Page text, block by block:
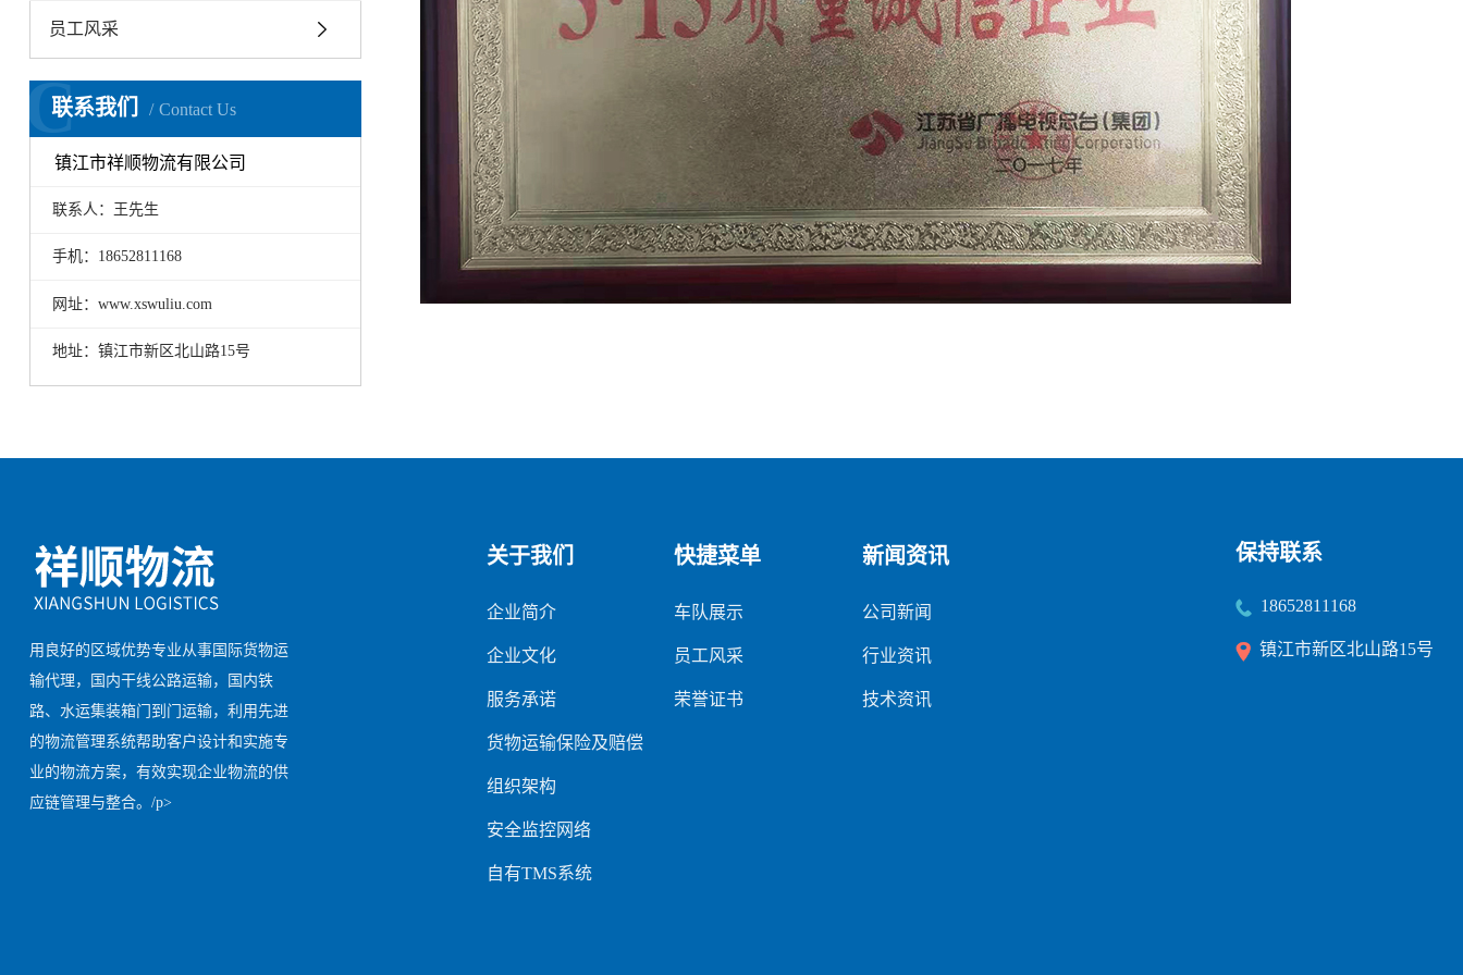
员工风采
联系我们 Contact Us
C
镇江市祥顺物流有限公司
联系人：王先生
手机：18652811168
网址：www.xswuliu.com
地址：镇江市新区北山路15号
用良好的区域优势专业从事国际货物运
输代理，国内干线公路运输，国内铁
路、水运集装箱门到门运输，利用先进
的物流管理系统帮助客户设计和实施专
业的物流方案，有效实现企业物流的供
应链管理与整合。/p>
关于我们
企业简介
企业文化
服务承诺
货物运输保险及赔偿
组织架构
安全监控网络
自有TMS系统
快捷菜单
车队展示
员工风采
荣誉证书
新闻资讯
公司新闻
行业资讯
技术资讯
保持联系
18652811168
镇江市新区北山路15号